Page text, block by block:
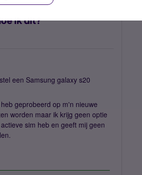
ik dit?
een Samsung galaxy s20
geprobeerd op m'n nieuwe
worden maar ik krijg geen optie
sim heb en geeft mij geen